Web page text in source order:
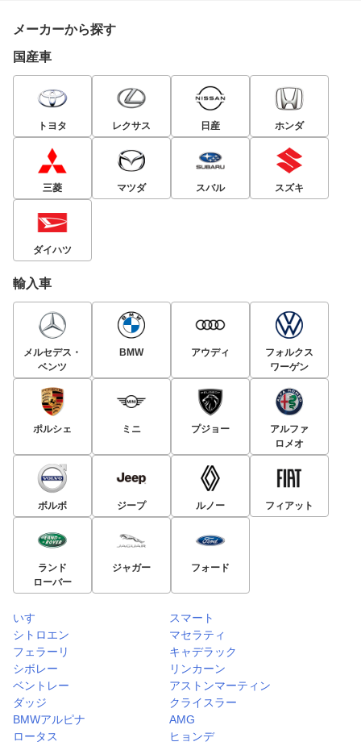
メーカーから探す
国産車
トヨタ レクサス 日産 ホンダ
三菱 マツダ スバル スズキ
ダイハツ
輸入車
メルセデス・
ベンツ
BMW アウディ
フォルクス
ワーゲン
ポルシェ ミニ プジョー
アルファ
ロメオ
ボルボ ジープ ルノー フィアット
ランド
ローバー
ジャガー フォード
いすゞ
スマート
シトロエン
マセラティ
フェラーリ
キャデラック
シボレー
リンカーン
ベントレー
アストンマーティン
ダッジ
クライスラー
BMWアルピナ
AMG
ロータス
ヒョンデ